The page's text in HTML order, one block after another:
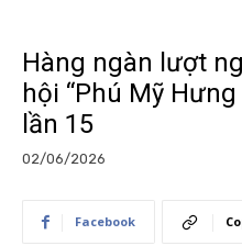
Hàng ngàn lượt
hội “Phú Mỹ
lần 15
02/06/2026
Facebook